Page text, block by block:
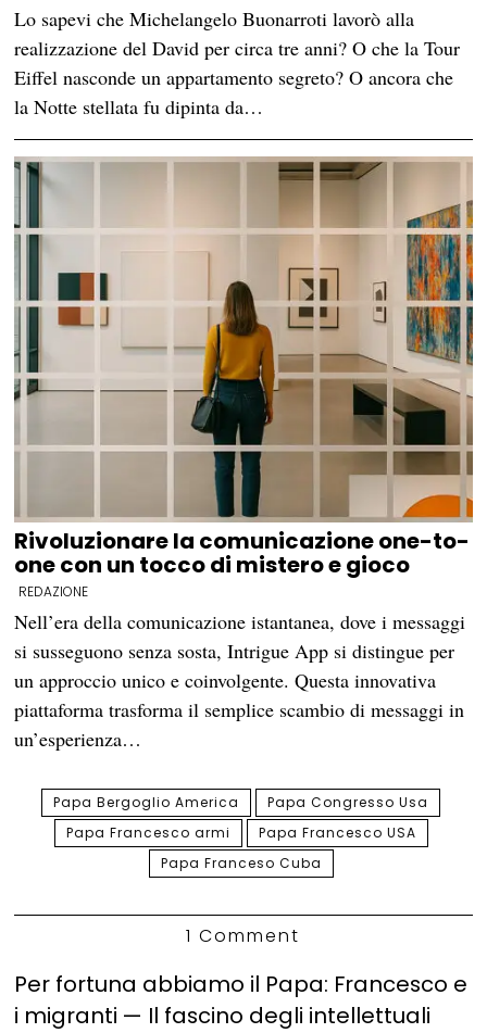
Lo sapevi che Michelangelo Buonarroti lavorò alla
realizzazione del David per circa tre anni? O che la Tour
Eiffel nasconde un appartamento segreto? O ancora che
la Notte stellata fu dipinta da…
Rivoluzionare la comunicazione one-to-
one con un tocco di mistero e gioco
REDAZIONE
Nell’era della comunicazione istantanea, dove i messaggi
si susseguono senza sosta, Intrigue App si distingue per
un approccio unico e coinvolgente. Questa innovativa
piattaforma trasforma il semplice scambio di messaggi in
un’esperienza…
Papa Bergoglio America
Papa Congresso Usa
Papa Francesco armi
Papa Francesco USA
Papa Franceso Cuba
1 Comment
Per fortuna abbiamo il Papa: Francesco e
i migranti — Il fascino degli intellettuali